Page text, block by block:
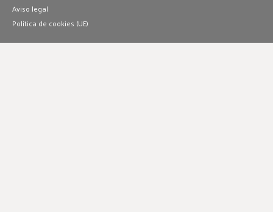
Aviso legal
Política de cookies (UE)